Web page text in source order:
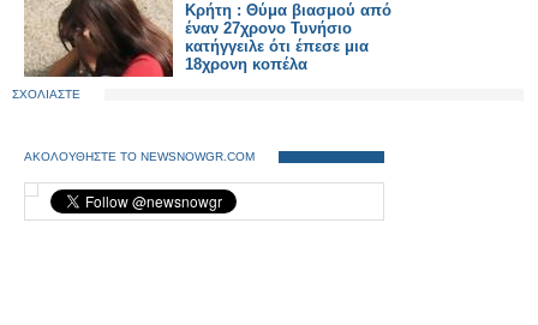
Κρήτη : Θύμα βιασμού από
έναν 27χρονο Τυνήσιο
κατήγγειλε ότι έπεσε μια
18χρονη κοπέλα
ΣΧΟΛΙΑΣΤΕ
ΑΚΟΛΟΥΘΗΣΤΕ ΤΟ NEWSNOWGR.COM